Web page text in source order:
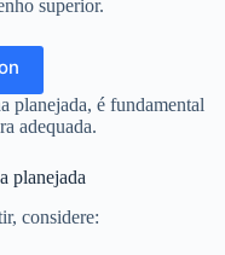
superior.
planejada, é fundamental
adequada.
planejada
considere: